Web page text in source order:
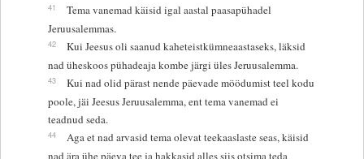
41
Tema vanemad käisid igal aastal paasapühadel
Jeruusalemmas.
42
Kui Jeesus oli saanud kaheteistkümneaastaseks, läksid
nad üheskoos pühadeaja kombe järgi üles Jeruusalemma.
43
Kui nad olid pärast nende päevade möödumist teel kodu
poole, jäi Jeesus Jeruusalemma, ent tema vanemad ei
teadnud seda.
44
Aga et nad arvasid tema olevat teekaaslaste seas, käisid
nad ära ühe päeva tee ja hakkasid alles siis otsima teda